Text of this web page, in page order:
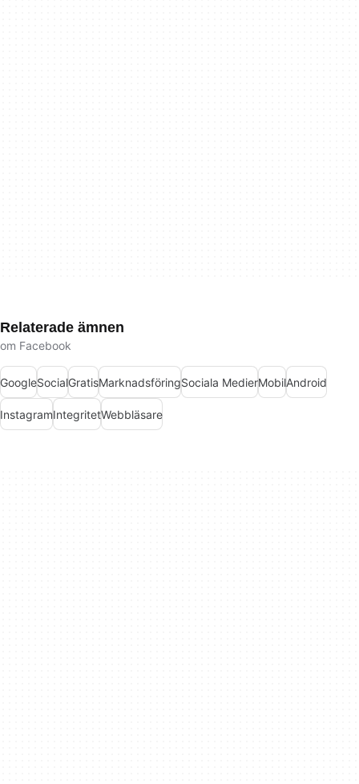
Relaterade ämnen
om Facebook
GoogleSocialGratisMarknadsföringSociala MedierMobilAndroid
InstagramIntegritetWebbläsare